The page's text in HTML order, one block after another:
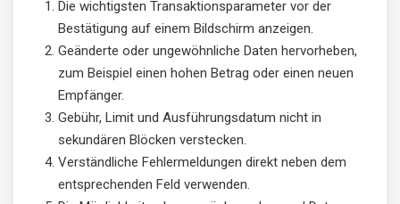
Die wichtigsten Transaktionsparameter vor der
Bestätigung auf einem Bildschirm anzeigen.
Geänderte oder ungewöhnliche Daten hervorheben,
zum Beispiel einen hohen Betrag oder einen neuen
Empfänger.
Gebühr, Limit und Ausführungsdatum nicht in
sekundären Blöcken verstecken.
Verständliche Fehlermeldungen direkt neben dem
entsprechenden Feld verwenden.